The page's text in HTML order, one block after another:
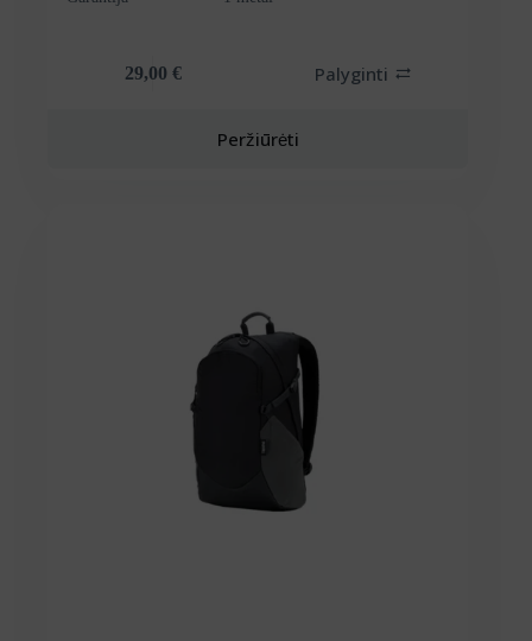
29,00 € Palyginti
Peržiūrėti